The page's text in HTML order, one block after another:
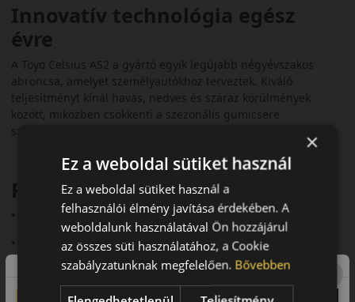
Innovatív technológia egész
évre
A Toyo Celsius AS2 a gyártó egyik legújabb négyévszakos
abroncsa, amelyet személyautókhoz terveztek. Kiváló
teljesítményt kínál havas, nedves és száraz körülmények
között, miközben csökkenti a szezonális gumicsere
szükségességét.
Fő előnyök röviden:
• Aszimmetrikus futófelület
• 3PMSF és M+S minősítés
• Jó havas és nedves tapadás
• Halk futás (~70–71 dB)
×
Ez a weboldal sütiket használ
Ez a weboldal sütiket használ a
felhasználói élmény javítása érdekében. A
weboldalunk használatával Ön hozzájárul
az összes süti használatához, a Cookie
szabályzatunknak megfelelően. Bővebben